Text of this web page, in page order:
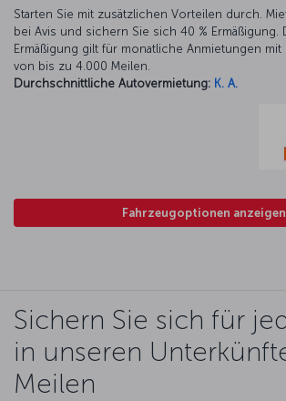
Starten Sie mit zusätzlichen Vorteilen durch.
bei Avis und sichern Sie sich 40 % Ermäßigung.
Ermäßigung gilt für monatliche Anmietungen
von bis zu 4.000 Meilen.
Durchschnittliche Autovermietung: K. A.
Fahrzeugoptionen anzeigen
Sichern Sie sich für
in unseren
Meilen